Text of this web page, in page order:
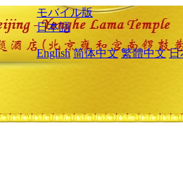
モバイル版
日本語
English 简体中文 繁體中文 日